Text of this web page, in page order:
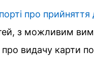
про прийняття
з можливим
видачу карти